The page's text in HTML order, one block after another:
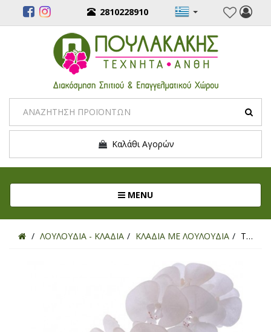
2810228910
Καλάθι Αγορών
MENUToggle navigation
ΛΟΥΛΟΥΔΙΑ - ΚΛΑΔΙΑ ΚΛΑΔΙΑ ΜΕ ΛΟΥΛΟΥΔΙΑ ΤΕΧΝΗΤΟ ΚΛΑΔΙ ΟΡΧΙΔΕΑ ΛΕΥΚΟ 92ΕΚ.